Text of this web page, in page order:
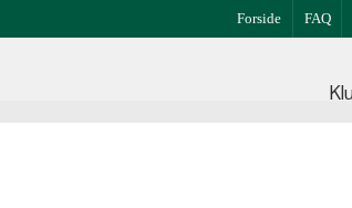
Forside FAQ